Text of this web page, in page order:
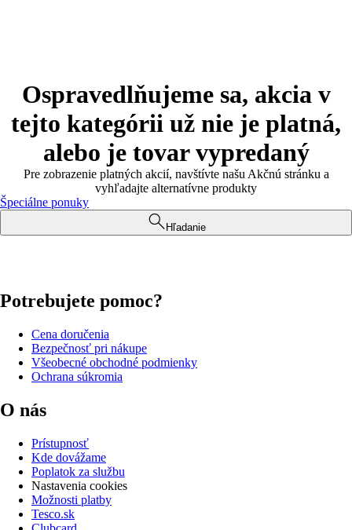
Ospravedlňujeme sa, akcia v
tejto kategórii už nie je platná,
alebo je tovar vypredaný
Pre zobrazenie platných akcií, navštívte našu Akčnú stránku a
vyhľadajte alternatívne produkty
Špeciálne ponuky
Hľadanie
Potrebujete pomoc?
Cena doručenia
Bezpečnosť pri nákupe
Všeobecné obchodné podmienky
Ochrana súkromia
O nás
Prístupnosť
Kde dovážame
Poplatok za službu
Nastavenia cookies
Možnosti platby
Tesco.sk